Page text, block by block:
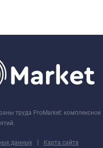
труда ProMarket: комплексное
данных | Карта сайта